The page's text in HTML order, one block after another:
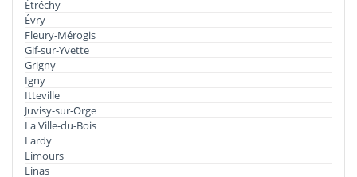
Étréchy
Évry
Fleury-Mérogis
Gif-sur-Yvette
Grigny
Igny
Itteville
Juvisy-sur-Orge
La Ville-du-Bois
Lardy
Limours
Linas